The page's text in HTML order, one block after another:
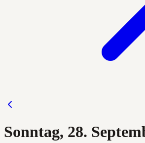
Sonntag, 28.